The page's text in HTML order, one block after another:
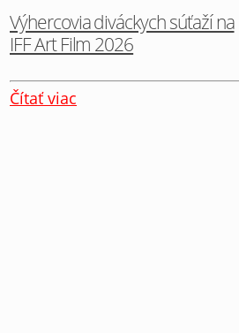
Výhercovia diváckych súťaží na
IFF Art Film 2026
Čítať viac